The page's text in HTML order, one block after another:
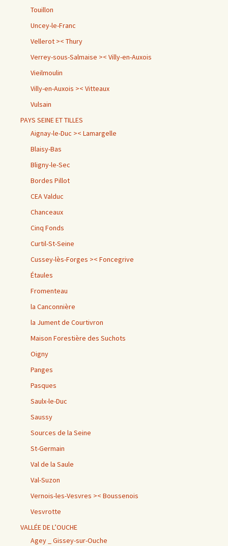
Touillon
Uncey-le-Franc
Vellerot >< Thury
Verrey-sous-Salmaise >< Villy-en-Auxois
Vieilmoulin
Villy-en-Auxois >< Vitteaux
Vulsain
PAYS SEINE ET TILLES
Aignay-le-Duc >< Lamargelle
Blaisy-Bas
Bligny-le-Sec
Bordes Pillot
CEA Valduc
Chanceaux
Cinq Fonds
Curtil-St-Seine
Cussey-lès-Forges >< Foncegrive
Étaules
Fromenteau
la Canconnière
la Jument de Courtivron
Maison Forestière des Suchots
Oigny
Panges
Pasques
Saulx-le-Duc
Saussy
Sources de la Seine
St-Germain
Val de la Saule
Val-Suzon
Vernois-les-Vesvres >< Boussenois
Vesvrotte
VALLÉE DE L’OUCHE
Agey _ Gissey-sur-Ouche